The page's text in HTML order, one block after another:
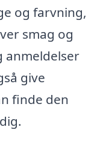
og farvning,
smag og
anmeldelser
give
finde den